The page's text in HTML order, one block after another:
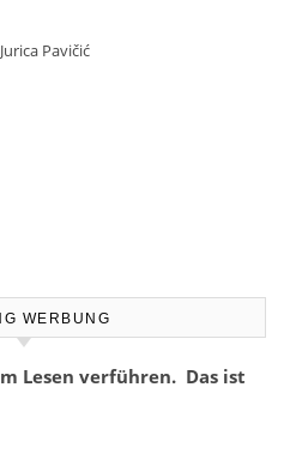
Pavičić
WERBUNG
Lesen verführen. Das ist